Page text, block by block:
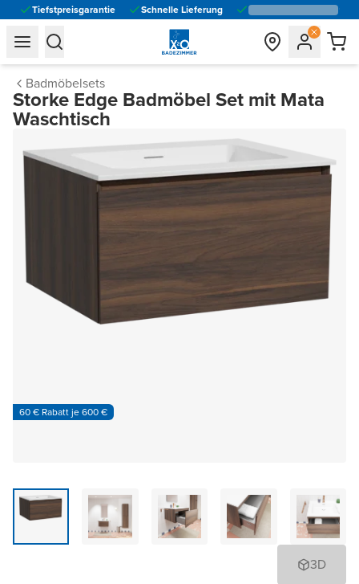
Tiefstpreisgarantie Schnelle Lieferung
general.navigation.toggle_menu.label
general.navigation.toggle_menu.label
Badmöbelsets
Storke Edge Badmöbel Set mit Mata
Waschtisch
60 € Rabatt je 600 €
3D